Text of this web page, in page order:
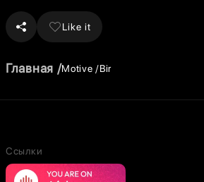
Like it
Главная Motive Bir
Ссылки